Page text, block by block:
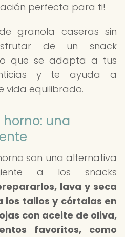
perfecta para ti!
granola caseras sin
de un snack
que se adapta a tus
y te ayuda a
vida equilibrado.
horno: una
son una alternativa
a los snacks
lava y seca
los tallos y córtalas en
con aceite de oliva,
favoritos, como